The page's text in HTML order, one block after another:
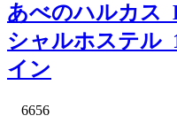
あべのハルカス
シャルホステル
イン
6656